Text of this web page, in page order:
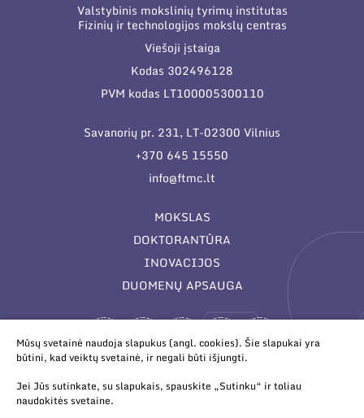
Valstybinis mokslinių tyrimų institutas
Fizinių ir technologijos mokslų centras
Viešoji įstaiga
Kodas 302496128
PVM kodas LT100005300110
Savanorių pr. 231, LT-02300 Vilnius
+370 645 15550
info@ftmc.lt
MOKSLAS
DOKTORANTŪRA
INOVACIJOS
DUOMENŲ APSAUGA
© 2026 Valstybinis mokslinių tyrimų institutas Fizinių ir
Mūsų svetainė naudoja slapukus (angl. cookies). Šie slapukai yra
būtini, kad veiktų svetainė, ir negali būti išjungti.
Jei Jūs sutinkate, su slapukais, spauskite „Sutinku“ ir toliau
naudokitės svetaine.